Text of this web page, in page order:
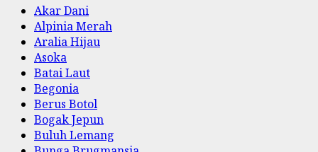
Akar Dani
Alpinia Merah
Aralia Hijau
Asoka
Batai Laut
Begonia
Berus Botol
Bogak Jepun
Buluh Lemang